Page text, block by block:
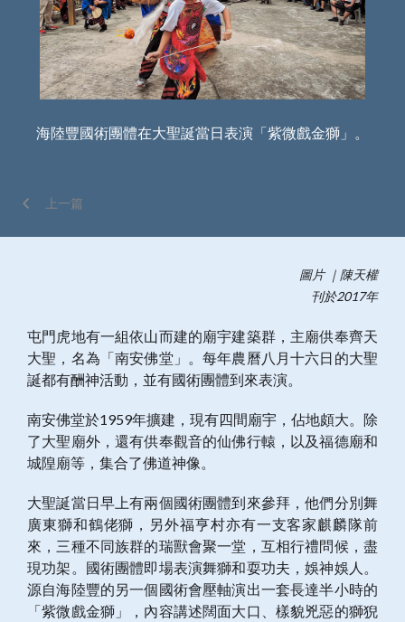
海陸豐國術團體在大聖誕當日表演「紫微戲金獅」。
上一篇
圖片 ｜陳天權
刊於2017年
屯門虎地有一組依山而建的廟宇建築群，主廟供奉齊天
大聖，名為「南安佛堂」。每年農曆八月十六日的大聖
誕都有酬神活動，並有國術團體到來表演。
南安佛堂於1959年擴建，現有四間廟宇，佔地頗大。除
了大聖廟外，還有供奉觀音的仙佛行轅，以及福德廟和
城隍廟等，集合了佛道神像。
大聖誕當日早上有兩個國術團體到來參拜，他們分別舞
廣東獅和鶴佬獅，另外福亨村亦有一支客家麒麟隊前
來，三種不同族群的瑞獸會聚一堂，互相行禮問候，盡
現功架。國術團體即場表演舞獅和耍功夫，娛神娛人。
源自海陸豐的另一個國術會壓軸演出一套長達半小時的
「紫微戲金獅」，內容講述闊面大口、樣貌兇惡的獅猊